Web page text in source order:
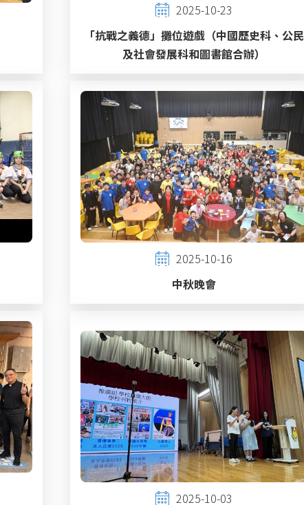
2025-10-23
「抗戰之義德」攤位遊戲（中國歷史科、公民
及社會發展科和圖書館合辦）
2025-10-16
中秋晚會
2025-10-03